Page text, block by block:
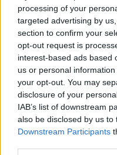
processing of your
targeted advertising by
section to confirm your
opt-out request is
interest-based ads based
us or personal
your opt-out. You may
disclosure of your
IAB’s list of downstream
also be disclosed by us to
Downstream Participants